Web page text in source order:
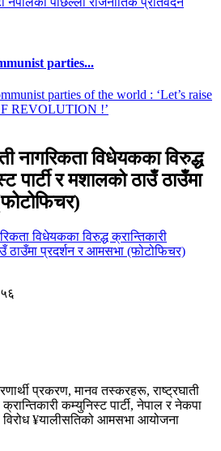
parties...
नागरिकता विधेयकका विरुद्ध
पार्टी र मशालको ठाउँ ठाउँमा
प्रकरण, मानव तस्करहरू, राष्ट्रघाती
कम्युनिस्ट पार्टी, नेपाल र नेकपा
¥यालीसतिको आमसभा आयोजना